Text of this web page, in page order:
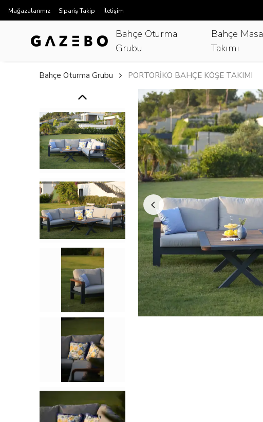
Mağazalarımız Sipariş Takip İletişim
Bahçe Oturma
Grubu
Bahçe Masa
Takımı
Bahçe Oturma Grubu PORTORİKO BAHÇE KÖŞE TAKIMI